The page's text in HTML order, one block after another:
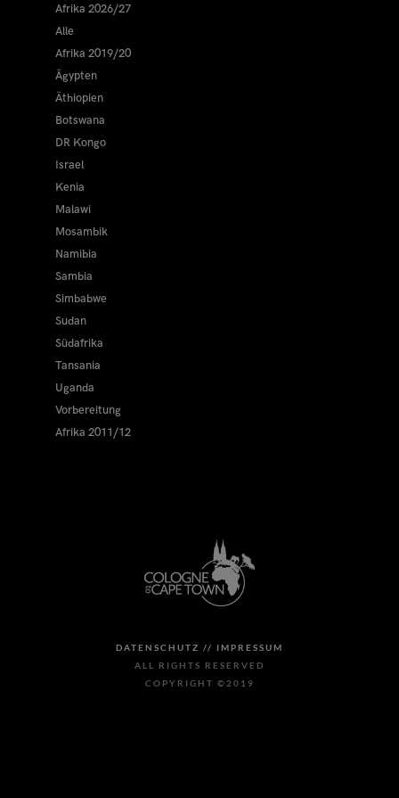
Afrika 2026/27
Alle
Afrika 2019/20
Ägypten
Äthiopien
Botswana
DR Kongo
Israel
Kenia
Malawi
Mosambik
Namibia
Sambia
Simbabwe
Sudan
Südafrika
Tansania
Uganda
Vorbereitung
Afrika 2011/12
DATENSCHUTZ // IMPRESSUM
ALL RIGHTS RESERVED
COPYRIGHT ©2019